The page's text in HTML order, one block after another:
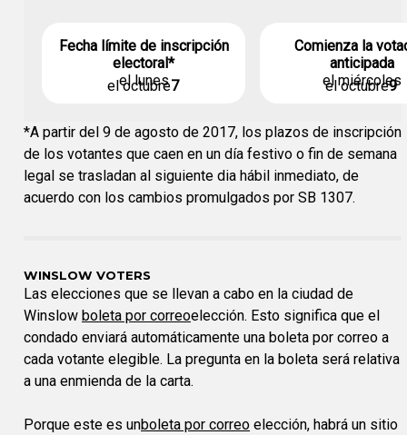
Fecha límite de inscripción
electoral*
el lunes
el octubre7
Comienza la
anticipada
el miércoles
el octubre9
*A partir del 9 de agosto de 2017, los plazos de inscripción
de los votantes que caen en un día festivo o fin de semana
legal se trasladan al siguiente dia hábil inmediato, de
acuerdo con los cambios promulgados por SB 1307.
WINSLOW VOTERS
Las elecciones que se llevan a cabo en la ciudad de
Winslow boleta por correoelección. Esto significa que el
condado enviará automáticamente una boleta por correo a
cada votante elegible. La pregunta en la boleta será relativa
a una enmienda de la carta.
Porque este es unboleta por correo elección, habrá un sitio